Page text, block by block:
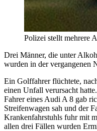
Polizei stellt mehrere
Drei Männer, die unter
wurden in der vergangenen
Ein Golffahrer flüchtete,
einen Unfall verursacht
Fahrer eines Audi A 8 gab
Streifenwagen sah und der
Krankenfahrstuhls fuhr mit
allen drei Fällen wurden